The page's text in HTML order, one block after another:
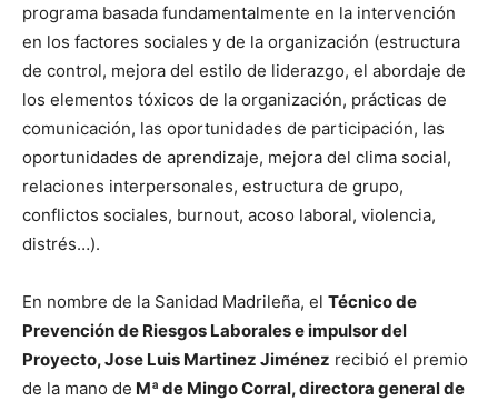
programa basada fundamentalmente en la intervención
en los factores sociales y de la organización (estructura
de control, mejora del estilo de liderazgo, el abordaje de
los elementos tóxicos de la organización, prácticas de
comunicación, las oportunidades de participación, las
oportunidades de aprendizaje, mejora del clima social,
relaciones interpersonales, estructura de grupo,
conflictos sociales, burnout, acoso laboral, violencia,
distrés…).
En nombre de la Sanidad Madrileña, el Técnico de
Prevención de Riesgos Laborales e impulsor del
Proyecto, Jose Luis Martinez Jiménez recibió el premio
de la mano de Mª de Mingo Corral, directora general de